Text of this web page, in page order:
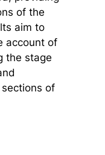
of the
aim to
account of
the stage
of